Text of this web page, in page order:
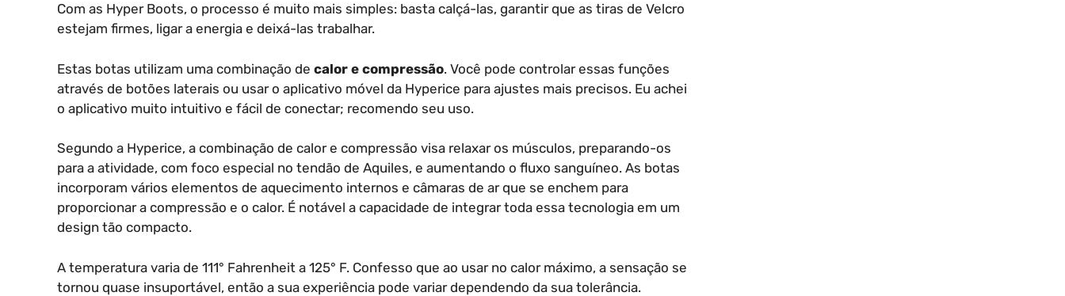
Com as Hyper Boots, o processo é muito mais simples: basta calçá-las, garantir que as tiras de Velcro
estejam firmes, ligar a energia e deixá-las trabalhar.
Estas botas utilizam uma combinação de calor e compressão. Você pode controlar essas funções
através de botões laterais ou usar o aplicativo móvel da Hyperice para ajustes mais precisos. Eu achei
o aplicativo muito intuitivo e fácil de conectar; recomendo seu uso.
Segundo a Hyperice, a combinação de calor e compressão visa relaxar os músculos, preparando-os
para a atividade, com foco especial no tendão de Aquiles, e aumentando o fluxo sanguíneo. As botas
incorporam vários elementos de aquecimento internos e câmaras de ar que se enchem para
proporcionar a compressão e o calor. É notável a capacidade de integrar toda essa tecnologia em um
design tão compacto.
A temperatura varia de 111° Fahrenheit a 125° F. Confesso que ao usar no calor máximo, a sensação se
tornou quase insuportável, então a sua experiência pode variar dependendo da sua tolerância.